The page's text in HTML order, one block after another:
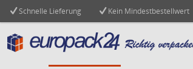
Schnelle Lieferung Kein Mindestbestellwert